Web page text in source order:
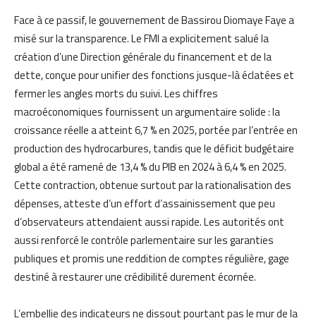
Face à ce passif, le gouvernement de Bassirou Diomaye Faye a
misé sur la transparence. Le FMI a explicitement salué la
création d’une Direction générale du financement et de la
dette, conçue pour unifier des fonctions jusque-là éclatées et
fermer les angles morts du suivi. Les chiffres
macroéconomiques fournissent un argumentaire solide : la
croissance réelle a atteint 6,7 % en 2025, portée par l’entrée en
production des hydrocarbures, tandis que le déficit budgétaire
global a été ramené de 13,4 % du PIB en 2024 à 6,4 % en 2025.
Cette contraction, obtenue surtout par la rationalisation des
dépenses, atteste d’un effort d’assainissement que peu
d’observateurs attendaient aussi rapide. Les autorités ont
aussi renforcé le contrôle parlementaire sur les garanties
publiques et promis une reddition de comptes régulière, gage
destiné à restaurer une crédibilité durement écornée.
L’embellie des indicateurs ne dissout pourtant pas le mur de la